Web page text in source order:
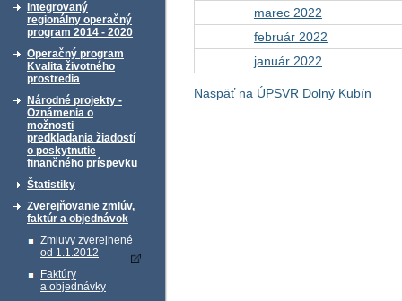
Integrovaný
regionálny operačný
program 2014 - 2020
Operačný program
Kvalita životného
prostredia
Národné projekty -
Oznámenia o
možnosti
predkladania žiadostí
o poskytnutie
finančného príspevku
Štatistiky
Zverejňovanie zmlúv,
faktúr a objednávok
Zmluvy zverejnené
od 1.1.2012
Faktúry
a objednávky
marec 2022
február 2022
január 2022
Naspäť na ÚPSVR Dolný Kubín